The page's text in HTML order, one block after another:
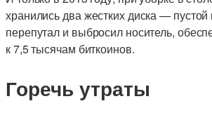
хранились два жестких диска —
перепутал и выбросил носитель,
к 7,5 тысячам биткоинов.
Горечь утраты